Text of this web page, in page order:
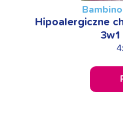
Hipoalergiczne